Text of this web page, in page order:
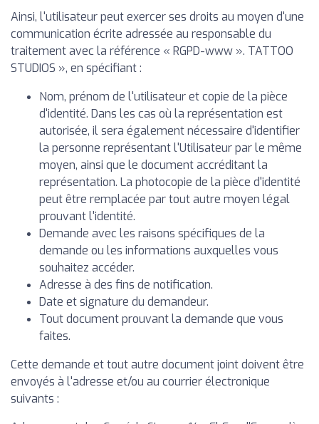
Ainsi, l'utilisateur peut exercer ses droits au moyen d'une
communication écrite adressée au responsable du
traitement avec la référence « RGPD-www ». TATTOO
STUDIOS », en spécifiant :
Nom, prénom de l'utilisateur et copie de la pièce
d'identité. Dans les cas où la représentation est
autorisée, il sera également nécessaire d'identifier
la personne représentant l'Utilisateur par le même
moyen, ainsi que le document accréditant la
représentation. La photocopie de la pièce d'identité
peut être remplacée par tout autre moyen légal
prouvant l'identité.
Demande avec les raisons spécifiques de la
demande ou les informations auxquelles vous
souhaitez accéder.
Adresse à des fins de notification.
Date et signature du demandeur.
Tout document prouvant la demande que vous
faites.
Cette demande et tout autre document joint doivent être
envoyés à l'adresse et/ou au courrier électronique
suivants :